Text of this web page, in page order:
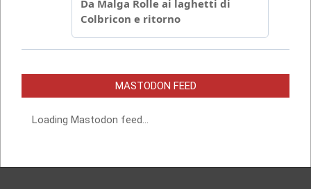
MASTODON FEED
Loading Mastodon feed...